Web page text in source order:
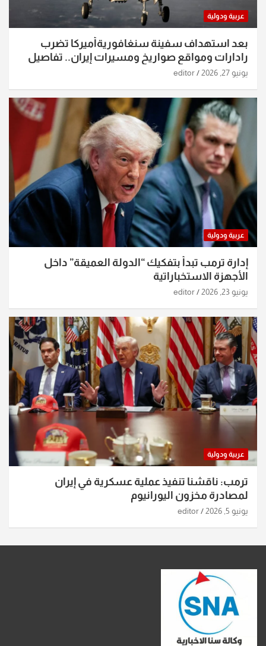
عربية ودولية
بعد استهداف سفينة سنغافوريةأميركا تضرب
رادارات ومواقع صواريخ ومسيرات إيران.. تفاصيل
الساعات الماضية
يونيو 27, 2026 editor
عربية ودولية
إدارة ترمب تبدأ بتفكيك “الدولة العميقة” داخل
الأجهزة الاستخباراتية
يونيو 23, 2026 editor
عربية ودولية
ترمب: ناقشنا تنفيذ عملية عسكرية في إيران
لمصادرة مخزون اليورانيوم
يونيو 5, 2026 editor